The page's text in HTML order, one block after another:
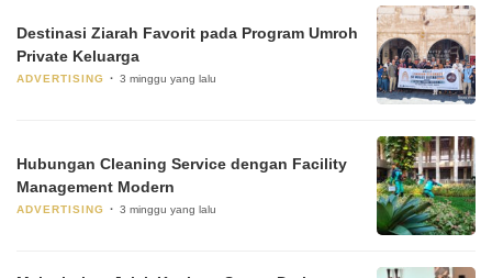
Destinasi Ziarah Favorit pada Program Umroh
Private Keluarga
ADVERTISING 3 minggu yang lalu
Hubungan Cleaning Service dengan Facility
Management Modern
ADVERTISING 3 minggu yang lalu